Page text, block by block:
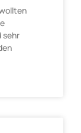
sehr